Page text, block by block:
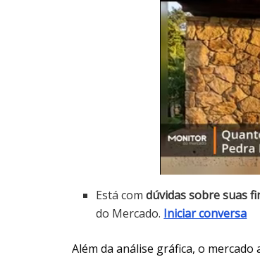
Está comdúvidas sobre suas
do Mercado. Iniciar conversa
Além da análise gráfica, o